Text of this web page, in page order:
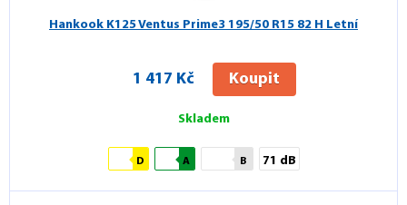
Hankook K125 Ventus Prime3 195/50 R15 82 H Letní
1 417 Kč Koupit
Skladem
D A B 71 dB